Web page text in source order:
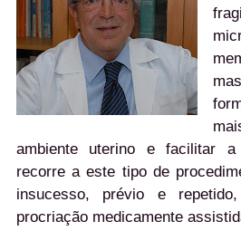
ambiente uterino e facilitar
recorre a este tipo de
insucesso, prévio e
procriação medicamente